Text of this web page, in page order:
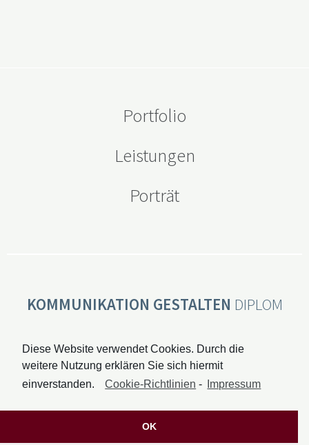
Diese Website verwendet Cookies. Durch die
weitere Nutzung erklären Sie sich hiermit
einverstanden.
Cookie-Richtlinien - Impressum
OK
Portfolio
Leistungen
Porträt
KOMMUNIKATION GESTALTEN DIPLOM
Wilhelm-Raabe-Hof 12 · 49076 Osnabrück ·
0541 50799618
eva.uthmann@design-uthmann.de